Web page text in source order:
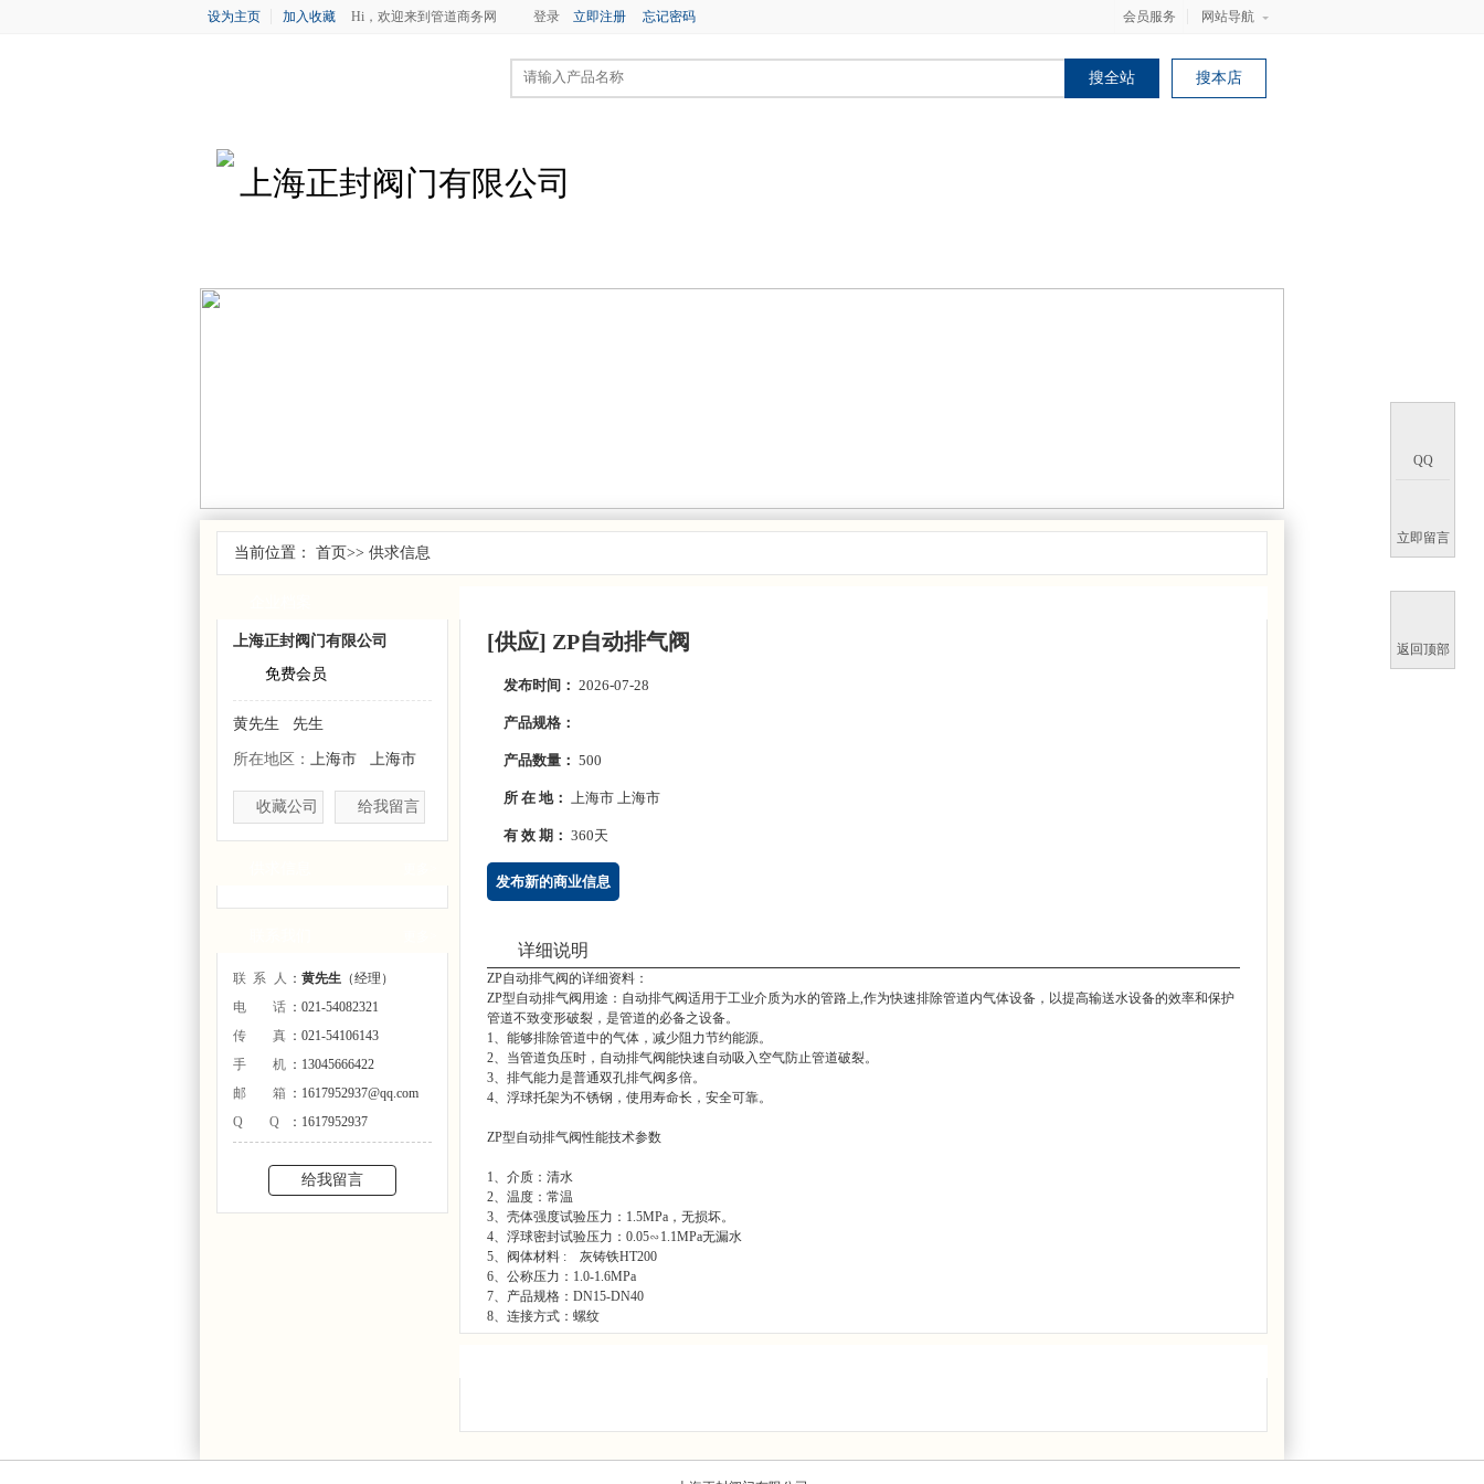
设为主页 加入收藏 Hi，欢迎来到管道商务网 登录 立即注册 忘记密码 会员服务 网站导航
搜全站 搜本店
上海正封阀门有限公司
当前位置： 首页>> 供求信息
上海正封阀门有限公司
免费会员
黄先生 先生
所在地区： 上海市 上海市
收藏公司 给我留言
联系人： 黄先生 （经理）
电话：021-54082321
传真：021-54106143
手机：13045666422
邮箱：1617952937@qq.com
QQ：1617952937
给我留言
[供应] ZP自动排气阀
发布时间： 2026-07-28
产品规格：
产品数量： 500
所 在 地： 上海市 上海市
有 效 期： 360天
发布新的商业信息
详细说明
ZP自动排气阀的详细资料：
ZP型自动排气阀用途：自动排气阀适用于工业介质为水的管路上,作为快速排除管道内气体设备，以提高输送水设备的效率和保护
管道不致变形破裂，是管道的必备之设备。
1、能够排除管道中的气体，减少阻力节约能源。
2、当管道负压时，自动排气阀能快速自动吸入空气防止管道破裂。
3、排气能力是普通双孔排气阀多倍。
4、浮球托架为不锈钢，使用寿命长，安全可靠。
ZP型自动排气阀性能技术参数
1、介质：清水
2、温度：常温
3、壳体强度试验压力：1.5MPa，无损坏。
4、浮球密封试验压力：0.05∽1.1MPa无漏水
5、阀体材料 : 灰铸铁HT200
6、公称压力：1.0-1.6MPa
7、产品规格：DN15-DN40
8、连接方式：螺纹
QQ
立即留言
返回顶部